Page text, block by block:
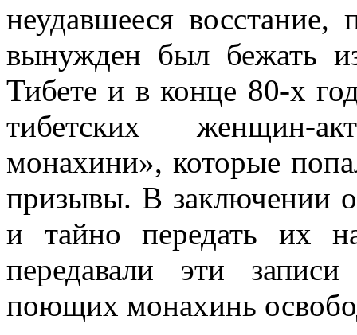
неудавшееся восстание,
вынужден был бежать
Тибете и в конце 80-х
тибетских женщин-
монахини», которые
призывы. В заключении
и тайно передать их
передавали эти
поющих монахинь